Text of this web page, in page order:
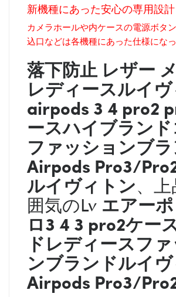
新機種にあった安心の専用設計
カメラホールや内ケースの電源ボタ
込口などは各機種にあった仕様にな
落下防止 レザー
レディースルイ
airpods 3 4 pro2
ースハイブラン
ファッションブ
Airpods Pro3/
ルイヴィトン、
囲気のLv エアー
ロ3 4 3 pro2ケー
ドレディースフ
ンブランドルイ
Airpods Pro3/